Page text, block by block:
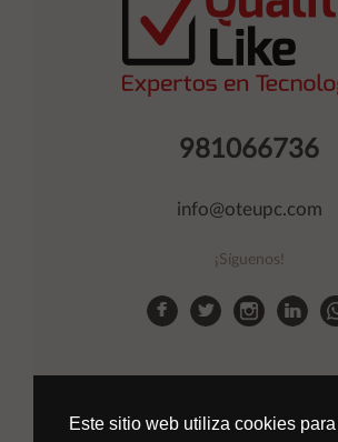
Este sitio web utiliza cookies
981066736
info@oteupc.com
¡Síguenos!